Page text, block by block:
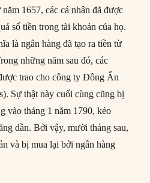
1657, các cá nhân đã được
số tiền trong tài khoản của họ.
là ngân hàng đã tạo ra tiền từ
những năm sau đó, các
trao cho công ty Đông Ấn
Sự thật này cuối cùng cũng bị
vào tháng 1 năm 1790, kéo
dần. Bởi vậy, mười tháng sau,
và bị mua lại bởi ngân hàng